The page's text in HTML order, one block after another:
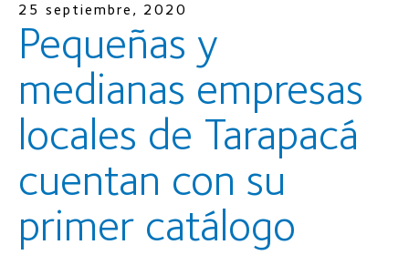
25 septiembre, 2020
Pequeñas y
medianas empresas
locales de Tarapacá
cuentan con su
primer catálogo